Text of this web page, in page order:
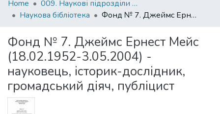
&
All of DSpace
Statistics
Home
009. Наукові підрозділи НаУКМА
Наукова бібліотека
Фонд № 7. Джеймс Ернест Мейс (18.02.1952-3.05.2004) - науковець, історик-дослідник, громадський діяч, публіцист
Фонд № 7. Джеймс Ернест Мейс
(18.02.1952-3.05.2004) -
науковець, історик-дослідник,
громадський діяч, публіцист